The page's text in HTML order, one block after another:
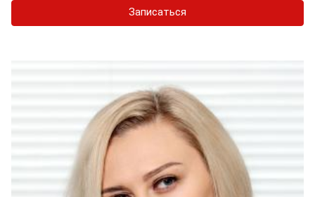
Записаться